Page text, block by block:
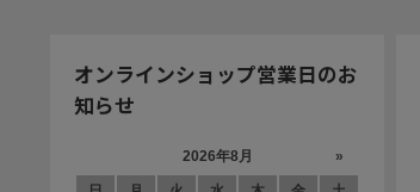
オンラインショップ営業日のお
知らせ